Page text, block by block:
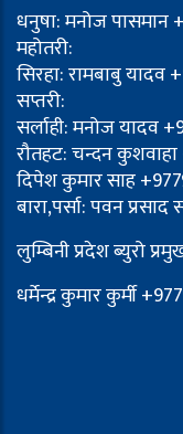
धनुषा: मनोज पासमान
महोतरी:
सिरहा: रामबाबु
सप्तरी:
सर्लाही: मनोज यादव
रौतहट: चन्दन
दिपेश कुमार साह
बारा,पर्सा: पवन
लुम्बिनी प्रदेश ब्युरो
धर्मेन्द्र कुमार कुर्मी